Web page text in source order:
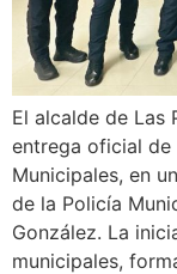
El alcalde de Las
entrega oficial de
Municipales, en
de la Policía
González. La
municipales,